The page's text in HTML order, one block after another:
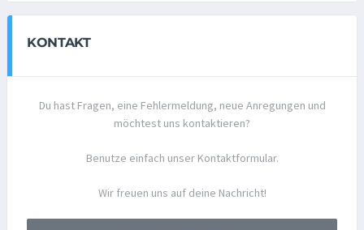
KONTAKT
Du hast Fragen, eine Fehlermeldung, neue Anregungen und
möchtest uns kontaktieren?
Benutze einfach unser Kontaktformular.
Wir freuen uns auf deine Nachricht!